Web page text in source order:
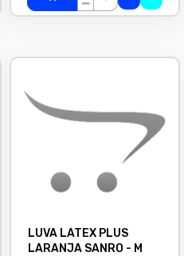
LUVA LATEX PLUS
LARANJA SANRO - M